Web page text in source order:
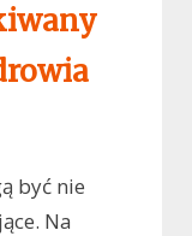
być nie
Na